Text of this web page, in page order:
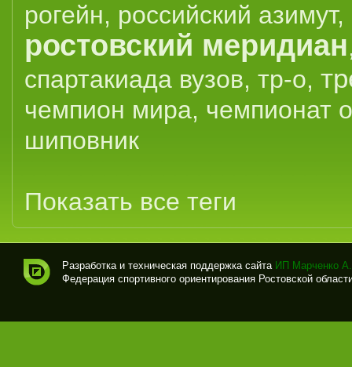
рогейн, российский азимут,
ростовский меридиан
спартакиада вузов, тр-о,
чемпион мира, чемпионат
шиповник
Показать все теги
вно
Разработка и техническая поддержка сайта ИП Марченко
Федерация спортивного ориентирования Ростовской